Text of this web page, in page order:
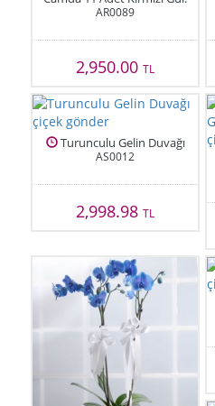
AR0089
2,950.00TL
Turunculu Gelin Duvağı
AS0012
2,998.98TL